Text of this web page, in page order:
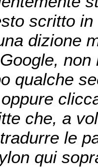
scritto
dizione
qualche
che, a
le
qui